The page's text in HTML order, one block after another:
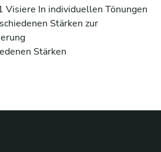
Visiere In individuellen Tönungen
Stärken zur
Stärken